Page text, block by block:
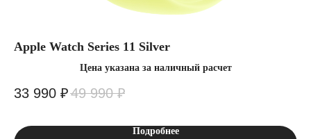
Apple Watch Series 11 Silver
Цена указана за наличный расчет
33 990 ₽49 990 ₽
Подробнее